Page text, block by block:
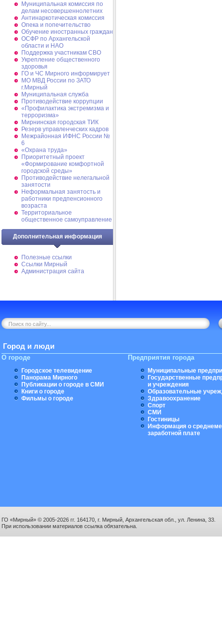
Муниципальная комиссия по
делам несовершеннолетних
Антинаркотическая комиссия
Опека и попечительство
Обучение иностранных граждан
ОСФР по Архангельской
области и НАО
Поддержка участникам СВО
Укрепление общественного
здоровья
ГО и ЧС Мирного информирует
МО МВД России по ЗАТО
г.Мирный
Муниципальная cлужба
Противодействие коррупции
«Профилактика экстремизма и
терроризма»
Мирнинская городская ТИК
Резерв управленческих кадров
Межрайонная ИФНС России №
6
«Охрана труда»
Приоритетный проект
«Формирование комфортной
городской среды»
Противодействие нелегальной
занятости
Неформальная занятость и
работники предпенсионного
возраста
Территориальное
общественное самоуправление
Дополнительная информация
Полезные ссылки
Ссылки Мирный
Администрация сайта
Город и люди
О городе
Городское телевидение
Панорама Мирного
Публикации о городе в СМИ
Книги о городе
Фильмы о городе
Предприятия города
Муниципальные
Государственные
и учреждения
Образовательные
Здравоохранение
Спорт
СМИ
Гостиницы
Информация о
заработной плате
ГО «Мирный» © 2005-2026 гг. 164170, г. Мирный, Архангельская обл., ул. Ленина, 33.
При использовании материалов ссылка обязательна.